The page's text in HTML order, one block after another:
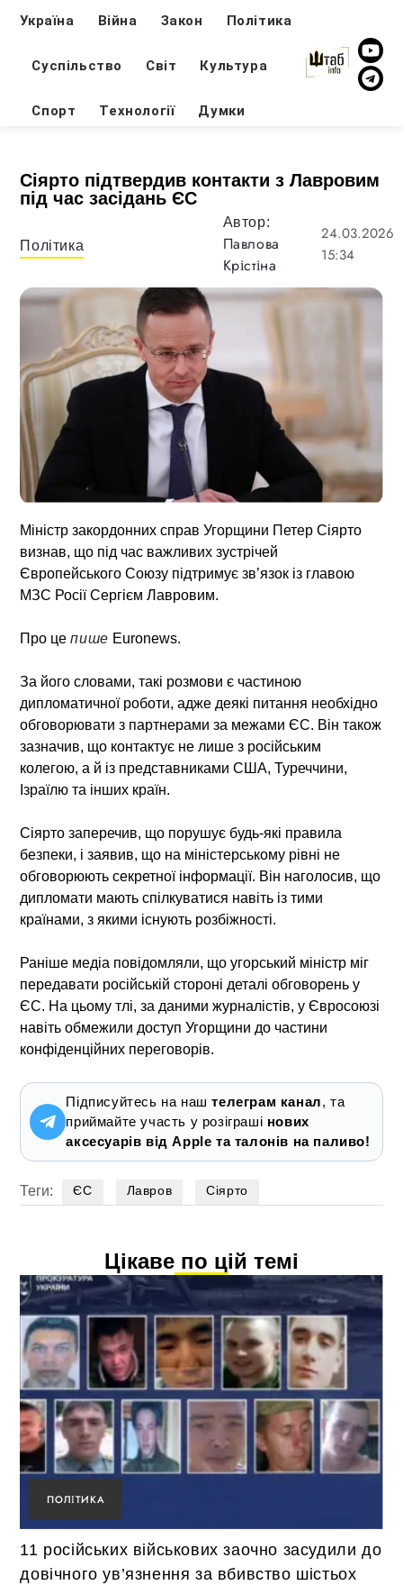
Україна Війна Закон Політика
Суспільство Світ Культура
Спорт Технології Думки
Сіярто підтвердив контакти з Лавровим
під час засідань ЄС
Політика
Автор:
Павлова
Крістіна
24.03.2026
15:34
Міністр закордонних справ Угорщини Петер Сіярто
визнав, що під час важливих зустрічей
Європейського Союзу підтримує зв’язок із главою
МЗС Росії Сергієм Лавровим.
Про цепише Euronews.
За його словами, такі розмови є частиною
дипломатичної роботи, адже деякі питання необхідно
обговорювати з партнерами за межами ЄС. Він також
зазначив, що контактує не лише з російським
колегою, а й із представниками США, Туреччини,
Ізраїлю та інших країн.
Сіярто заперечив, що порушує будь-які правила
безпеки, і заявив, що на міністерському рівні не
обговорюють секретної інформації. Він наголосив, що
дипломати мають спілкуватися навіть із тими
країнами, з якими існують розбіжності.
Раніше медіа повідомляли, що угорський міністр міг
передавати російській стороні деталі обговорень у
ЄС. На цьому тлі, за даними журналістів, у Євросоюзі
навіть обмежили доступ Угорщини до частини
конфіденційних переговорів.
Підписуйтесь на наштелеграм канал, та
приймайте участь у розіграші нових
аксесуарів від Apple та талонів на паливо!
Теги: ЄС Лавров Сіярто
Цікаве по цій темі
ПОЛІТИКА
11 російських військових заочно засудили до
довічного ув’язнення за вбивство шістьох